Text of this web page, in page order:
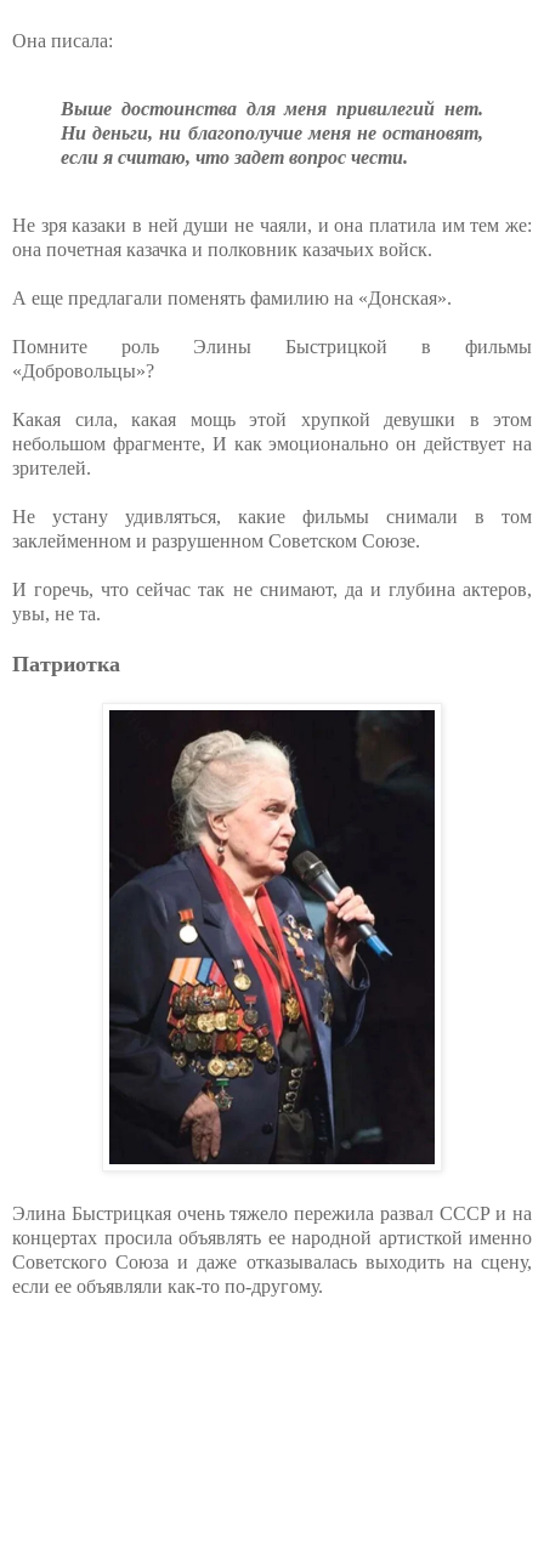
Она писала:
Выше достоинства для меня привилегий нет.
Ни деньги, ни благополучие меня не остановят,
если я считаю, что задет вопрос чести.
Не зря казаки в ней души не чаяли, и она платила им тем же:
она почетная казачка и полковник казачьих войск.
А еще предлагали поменять фамилию на «Донская».
Помните роль Элины Быстрицкой в фильмы
«Добровольцы»?
Какая сила, какая мощь этой хрупкой девушки в этом
небольшом фрагменте, И как эмоционально он действует на
зрителей.
Не устану удивляться, какие фильмы снимали в том
заклейменном и разрушенном Советском Союзе.
И горечь, что сейчас так не снимают, да и глубина актеров,
увы, не та.
Патриотка
Элина Быстрицкая очень тяжело пережила развал СССР и на
концертах просила объявлять ее народной артисткой именно
Советского Союза и даже отказывалась выходить на сцену,
если ее объявляли как-то по-другому.